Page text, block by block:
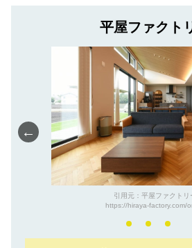
平屋ファクト
←
引用元：平屋ファクトリ
https://hiraya-factory.com/